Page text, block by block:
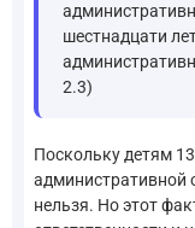
шестнадцати
2.3)
Поскольку детям
административной
нельзя. Но этот